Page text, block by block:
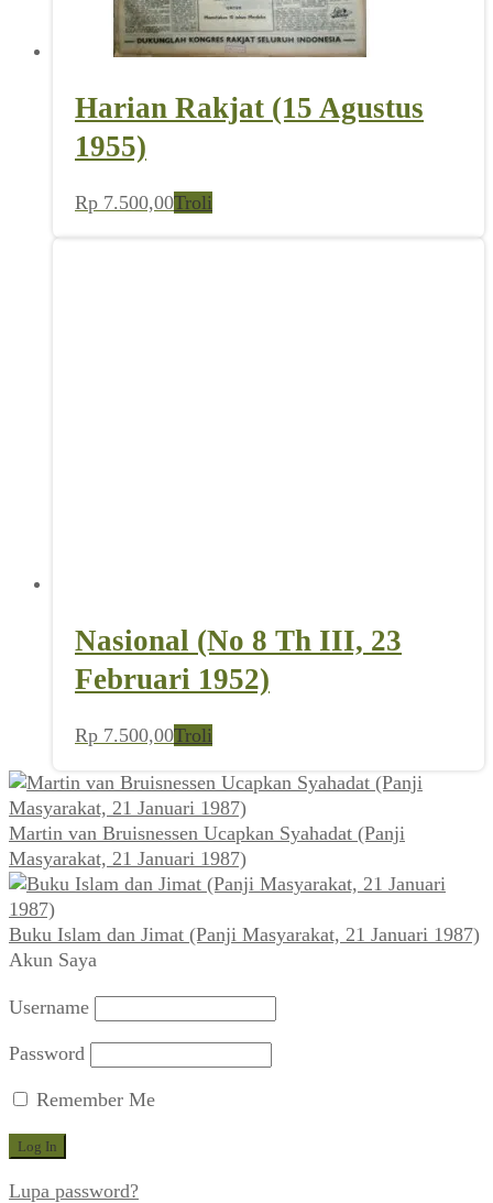
Harian Rakjat (15 Agustus
1955)
Rp 7.500,00Troli
Nasional (No 8 Th III, 23
Februari 1952)
Rp 7.500,00Troli
Martin van Bruisnessen Ucapkan Syahadat (Panji
Masyarakat, 21 Januari 1987)
Buku Islam dan Jimat (Panji Masyarakat, 21 Januari 1987)
Akun Saya
Username
Password
Remember Me
Lupa password?